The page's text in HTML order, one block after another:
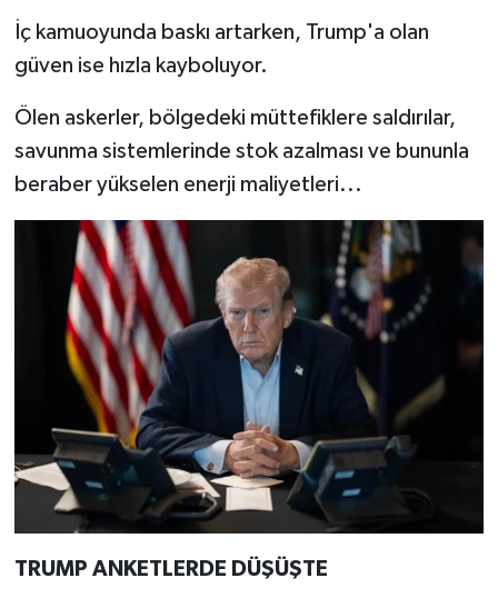
İç kamuoyunda baskı artarken, Trump'a olan
güven ise hızla kayboluyor.
Ölen askerler, bölgedeki müttefiklere saldırılar,
savunma sistemlerinde stok azalması ve bununla
beraber yükselen enerji maliyetleri...
TRUMP ANKETLERDE DÜŞÜŞTE